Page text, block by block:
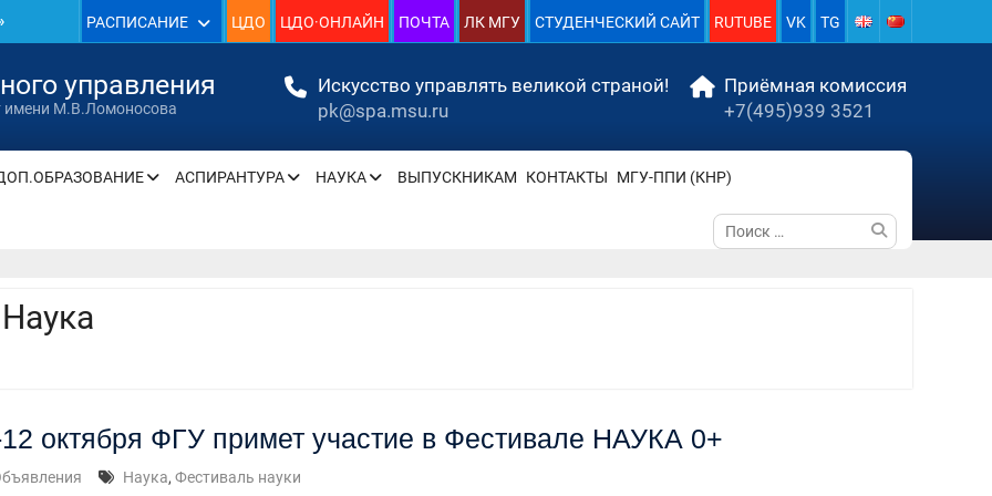
—
—
РАСПИСАНИЕ ЦДО ЦДО·ОНЛАЙН ПОЧТА ЛК МГУ СТУДЕНЧЕСКИЙ САЙТ RUTUBE VK TG
управления
имени М.В.Ломоносова
Искусство управлять великой страной!
pk@spa.msu.ru
Приёмная комиссия
+7(495)939 3521
АСПИРАНТУРА НАУКА ВЫПУСКНИКАМ КОНТАКТЫ МГУ-ППИ (КНР)
Поиск
по:
Наука
12 октября ФГУ примет участие в Фестивале НАУКА 0+
Наука, Фестиваль науки